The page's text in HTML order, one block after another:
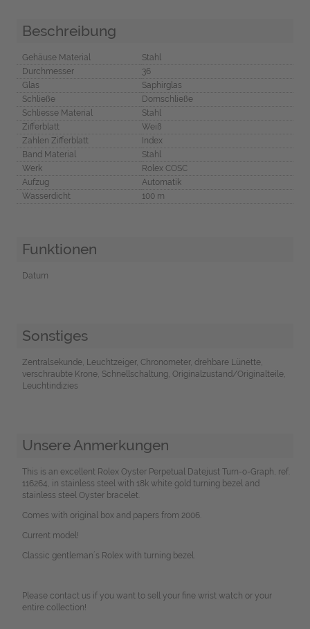
Beschreibung
Gehäuse Material
Stahl
Durchmesser
36
Glas
Saphirglas
Schließe
Dornschließe
Schliesse Material
Stahl
Zifferblatt
Weiß
Zahlen Zifferblatt
Index
Band Material
Stahl
Werk
Rolex COSC
Aufzug
Automatik
Wasserdicht
100 m
Funktionen
Datum
Sonstiges
Zentralsekunde, Leuchtzeiger, Chronometer, drehbare Lünette,
verschraubte Krone, Schnellschaltung, Originalzustand/Originalteile,
Leuchtindizies
Unsere Anmerkungen
This is an excellent Rolex Oyster Perpetual Datejust Turn-o-Graph, ref.
116264, in stainless steel with 18k white gold turning bezel and
stainless steel Oyster bracelet.
Comes with original box and papers from 2006.
Current model!
Classic gentleman´s Rolex with turning bezel.
Please contact us if you want to sell your fine wrist watch or your
entire collection!